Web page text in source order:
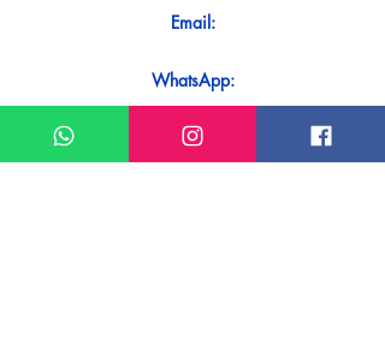
Email:
WhatsApp:
Mensagem: